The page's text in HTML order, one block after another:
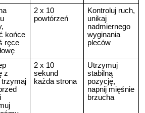
końce
ręce
2 x 10
powtórzeń
Kontroluj ruch,
unikaj
nadmiernego
wyginania
pleców
z
trzymaj
2 x 10
sekund
każda strona
Utrzymuj
stabilną
pozycję,
napnij mięśnie
brzucha